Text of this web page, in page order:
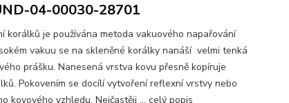
04-00030-28701
korálků je používána metoda vakuového napařování
vakuu se na skleněné korálky nanáší velmi tenká
prášku. Nanesená vrstva kovu přesně kopíruje
Pokovením se docílí vytvoření reflexní vrstvy nebo
kovového vzhledu. Nejčastěji ... celý popis